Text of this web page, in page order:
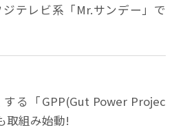
ジテレビ系「Mr.サンデー」で
る「GPP(Gut Power Projec
取組み始動!